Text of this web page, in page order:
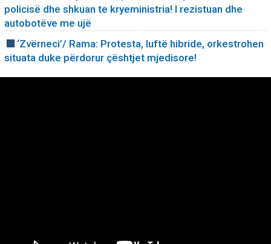
policisë dhe shkuan te kryeministria! I rezistuan dhe
autobotëve me ujë
‘Zvërneci’/ Rama: Protesta, luftë hibride, orkestrohen
situata duke përdorur çështjet mjedisore!